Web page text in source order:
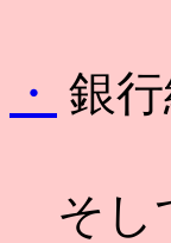
・ 銀
そし